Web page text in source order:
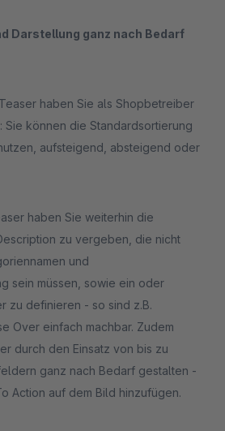
Darstellung ganz nach Bedarf
haben Sie als Shopbetreiber
Sie können die Standardsortierung
aufsteigend, absteigend oder
haben Sie weiterhin die
zu vergeben, die nicht
und
sein müssen, sowie ein oder
zu definieren - so sind z.B.
Over einfach machbar. Zudem
durch den Einsatz von bis zu
ganz nach Bedarf gestalten -
Action auf dem Bild hinzufügen.